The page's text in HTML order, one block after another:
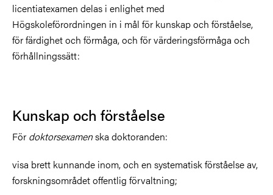
licentiatexamen delas i enlighet med
Högskoleförordningen in i mål för kunskap och förståelse,
för färdighet och förmåga, och för värderingsförmåga och
förhållningssätt:
Kunskap och förståelse
För doktorsexamenska doktoranden:
visa brett kunnande inom, och en systematisk förståelse av,
forskningsområdet offentlig förvaltning;